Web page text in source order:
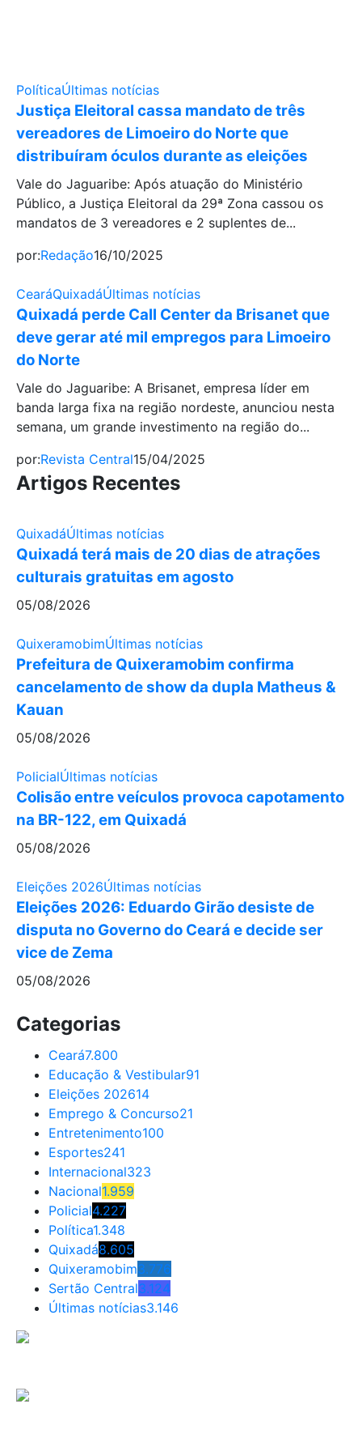
PolíticaÚltimas notícias
Justiça Eleitoral cassa mandato de três
vereadores de Limoeiro do Norte que
distribuíram óculos durante as eleições
Vale do Jaguaribe: Após atuação do Ministério
Público, a Justiça Eleitoral da 29ª Zona cassou os
mandatos de 3 vereadores e 2 suplentes de...
por:Redação16/10/2025
CearáQuixadáÚltimas notícias
Quixadá perde Call Center da Brisanet que
deve gerar até mil empregos para Limoeiro
do Norte
Vale do Jaguaribe: A Brisanet, empresa líder em
banda larga fixa na região nordeste, anunciou nesta
semana, um grande investimento na região do...
por:Revista Central15/04/2025
Artigos Recentes
QuixadáÚltimas notícias
Quixadá terá mais de 20 dias de atrações
culturais gratuitas em agosto
05/08/2026
QuixeramobimÚltimas notícias
Prefeitura de Quixeramobim confirma
cancelamento de show da dupla Matheus &
Kauan
05/08/2026
PolicialÚltimas notícias
Colisão entre veículos provoca capotamento
na BR-122, em Quixadá
05/08/2026
Eleições 2026Últimas notícias
Eleições 2026: Eduardo Girão desiste de
disputa no Governo do Ceará e decide ser
vice de Zema
05/08/2026
Categorias
Ceará7.800
Educação & Vestibular91
Eleições 202614
Emprego & Concurso21
Entretenimento100
Esportes241
Internacional323
Nacional1.959
Policial4.227
Política1.348
Quixadá8.605
Quixeramobim3.776
Sertão Central3.124
Últimas notícias3.146